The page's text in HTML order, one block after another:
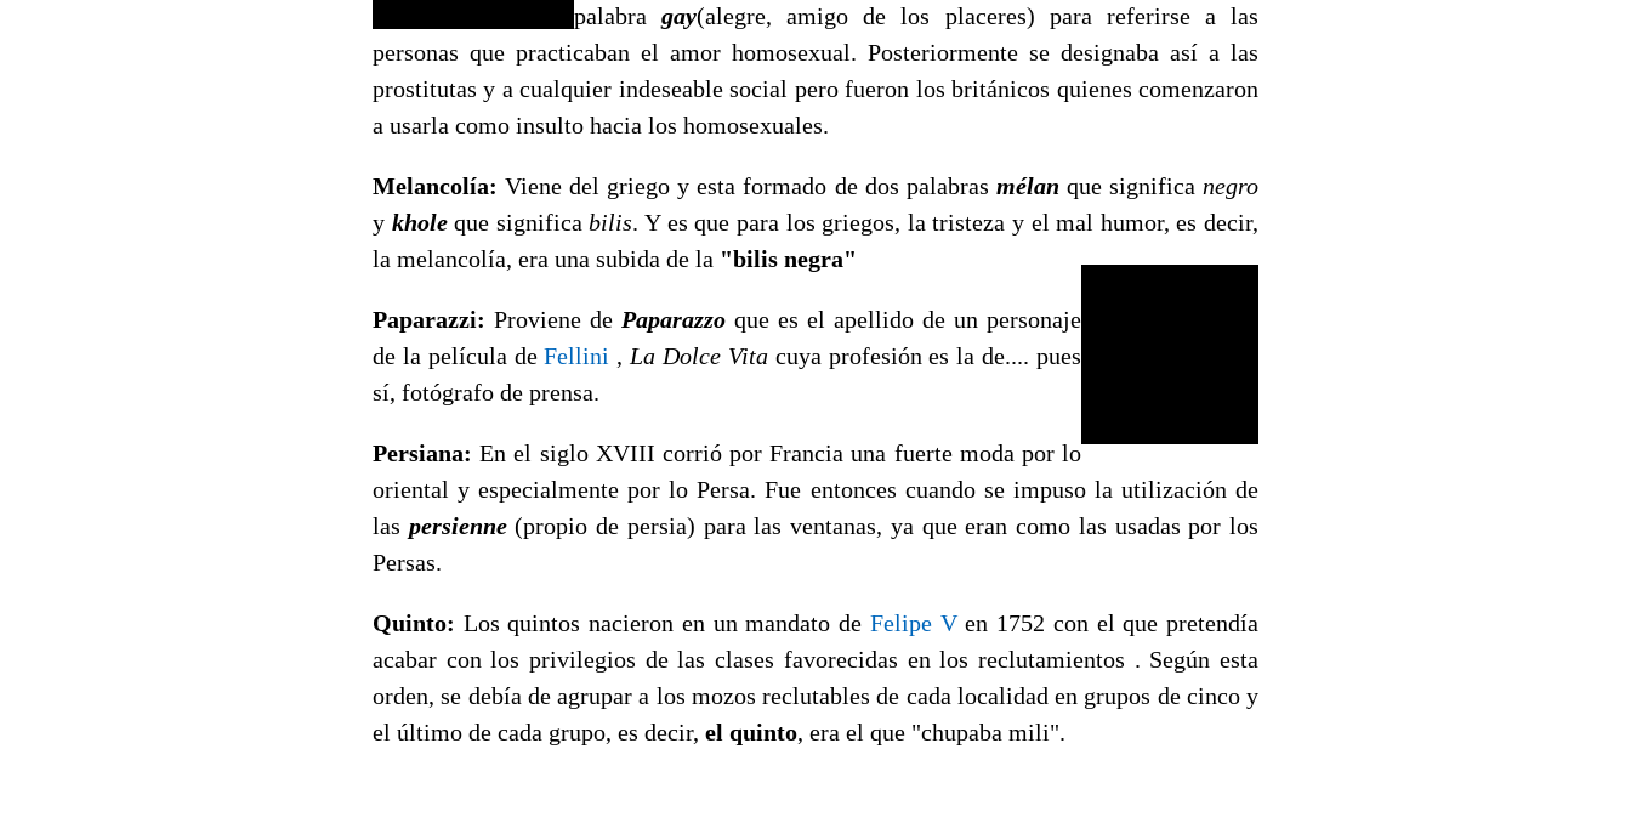
palabragay(alegre, amigo de los placeres) para referirse a las
personas que practicaban el amor homosexual. Posteriormente se designaba así a las
prostitutas y a cualquier indeseable social pero fueron los británicos quienes comenzaron
a usarla como insulto hacia los homosexuales.
Melancolía: Viene del griego y esta formado de dos palabras mélan que significa negro
y kholeque significabilis. Y es que para los griegos, la tristeza y el mal humor, es decir,
la melancolía, era una subida de la "bilis negra"
Paparazzi: Proviene de Paparazzo que es el apellido de un personaje
de la película deFellini , La Dolce Vitacuya profesión es la de.... pues
sí, fotógrafo de prensa.
Persiana: En el siglo XVIII corrió por Francia una fuerte moda por lo
oriental y especialmente por lo Persa. Fue entonces cuando se impuso la utilización de
las persienne(propio de persia) para las ventanas, ya que eran como las usadas por los
Persas.
Quinto: Los quintos nacieron en un mandato de Felipe Ven 1752 con el que pretendía
acabar con los privilegios de las clases favorecidas en los reclutamientos . Según esta
orden, se debía de agrupar a los mozos reclutables de cada localidad en grupos de cinco y
el último de cada grupo, es decir, el quinto, era el que "chupaba mili".